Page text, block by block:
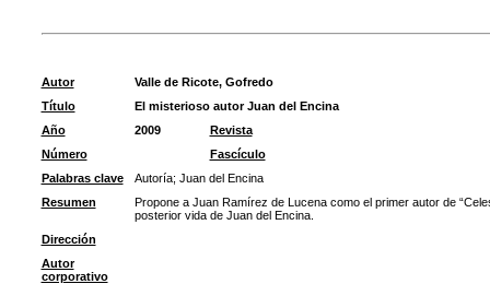
Autor
Valle de Ricote, Gofredo
Título
El misterioso autor Juan del Encina
Año
2009
Revista
Número
Fascículo
Palabras clave
Autoría; Juan del Encina
Resumen
Propone a Juan Ramírez de Lucena como el primer autor de
posterior vida de Juan del Encina.
Dirección
Autor
corporativo